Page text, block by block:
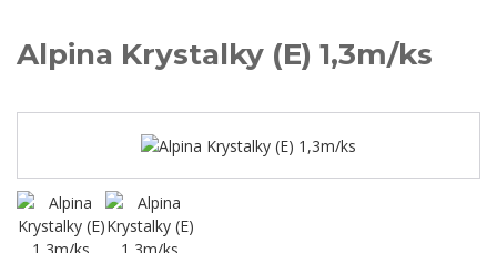
Alpina Krystalky (E) 1,3m/ks